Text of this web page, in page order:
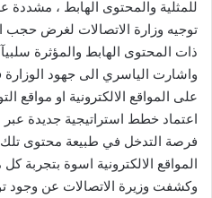
للمثلية والمحتوى الهابط ،
توجيه وزارة الاتصالات لغرض حجب
ذات المحتوى الهابط والمؤثرة
واشارت الياسري الى جهود
على المواقع الالكترونية او مواقع
اعتماد خطط استراتيجية جديدة
فرصة التدخل في طبيعة محتوى
المواقع الالكترونية اسوة بتجربة
وكشفت وزيرة الاتصالات عن وجود